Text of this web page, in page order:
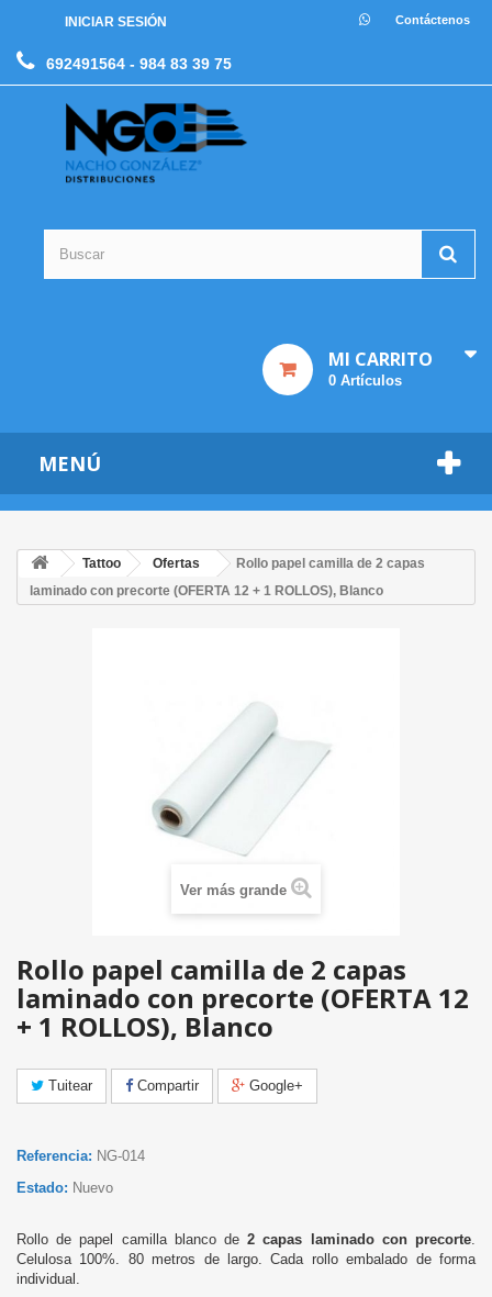
INICIAR SESIÓN Contáctenos
692491564 - 984 83 39 75
MI CARRITO
0 Artículos
MENÚ
Tattoo Ofertas
Rollo papel camilla de 2 capas
laminado con precorte (OFERTA 12 + 1 ROLLOS), Blanco
Ver más grande
Rollo papel camilla de 2 capas
laminado con precorte (OFERTA 12
+ 1 ROLLOS), Blanco
Tuitear Compartir Google+
Referencia: NG-014
Estado: Nuevo
Rollo de papel camilla blanco de2 capas laminado con precorte.
Celulosa 100%. 80 metros de largo. Cada rollo embalado de forma
individual.